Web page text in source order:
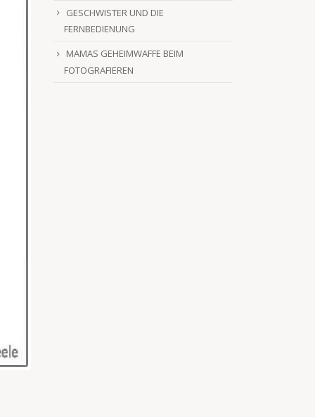
GESCHWISTER UND DIE
FERNBEDIENUNG
MAMAS GEHEIMWAFFE BEIM
FOTOGRAFIEREN